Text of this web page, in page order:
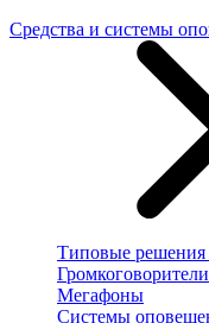
Средства и системы
Типовые
Мегафоны
Системы